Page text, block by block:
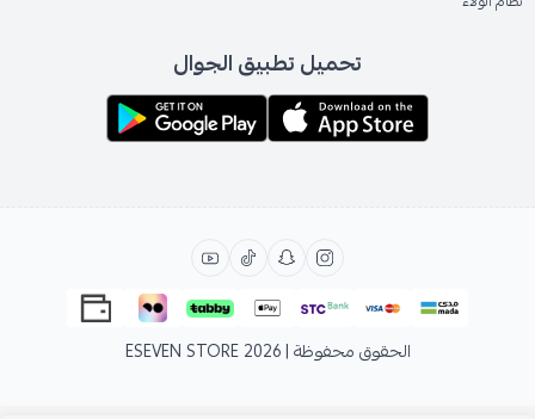
تحميل تطبيق الجوال
الحقوق محفوظة | 2026 ESEVEN STORE